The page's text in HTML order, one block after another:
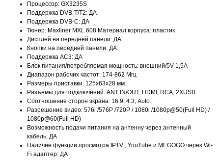
Процессор: GX3235S
Поддержка DVB-T/T2: ДА
Поддержка DVB-C: ДА
Тюнер: Maxliner MXL 608 Материал корпуса: пластик
Дисплей на передней панели: ДА
Кнопки на передней панели: ДА
Поддержка АС3: ДА
Блок питания/потребляемая мощность: внешний/5V 1,5A
Диапазон рабочих частот: 174-862 Mгц
Размеры приставки: 125х63х28 мм.
Разъемы для подключений: ANT IN/OUT, HDMI, RCA, 2ХUSB
Соотношение сторон экрана: 16:9; 4:3; Auto
Разрешение видео: 576i /576P /720P / 1080i /1080p@50(Full HD) /
1080p@60(Full HD)
Возможность подачи питания на антенну через антенный
кабель: ДА
Наличие функции просмотра IPTV , YouTube и MEGOGO через Wi-
Fi адаптер: ДА